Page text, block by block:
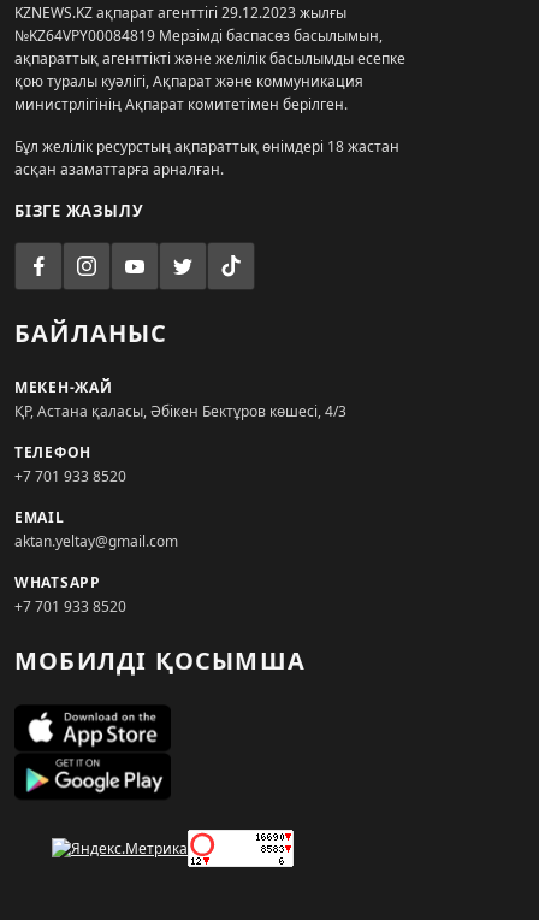
KZNEWS.KZ ақпарат агенттігі 29.12.2023 жылғы
№KZ64VPY00084819 Мерзімді баспасөз басылымын,
ақпараттық агенттікті және желілік басылымды есепке
қою туралы куәлігі, Ақпарат және коммуникация
министрлігінің Ақпарат комитетімен берілген.
Бұл желілік ресурстың ақпараттық өнімдері 18 жастан
асқан азаматтарға арналған.
БІЗГЕ ЖАЗЫЛУ
БАЙЛАНЫС
МЕКЕН-ЖАЙ
ҚР, Астана қаласы, Әбікен Бектұров көшесі, 4/3
ТЕЛЕФОН
+7 701 933 8520
EMAIL
aktan.yeltay@gmail.com
WHATSAPP
+7 701 933 8520
МОБИЛДІ ҚОСЫМША